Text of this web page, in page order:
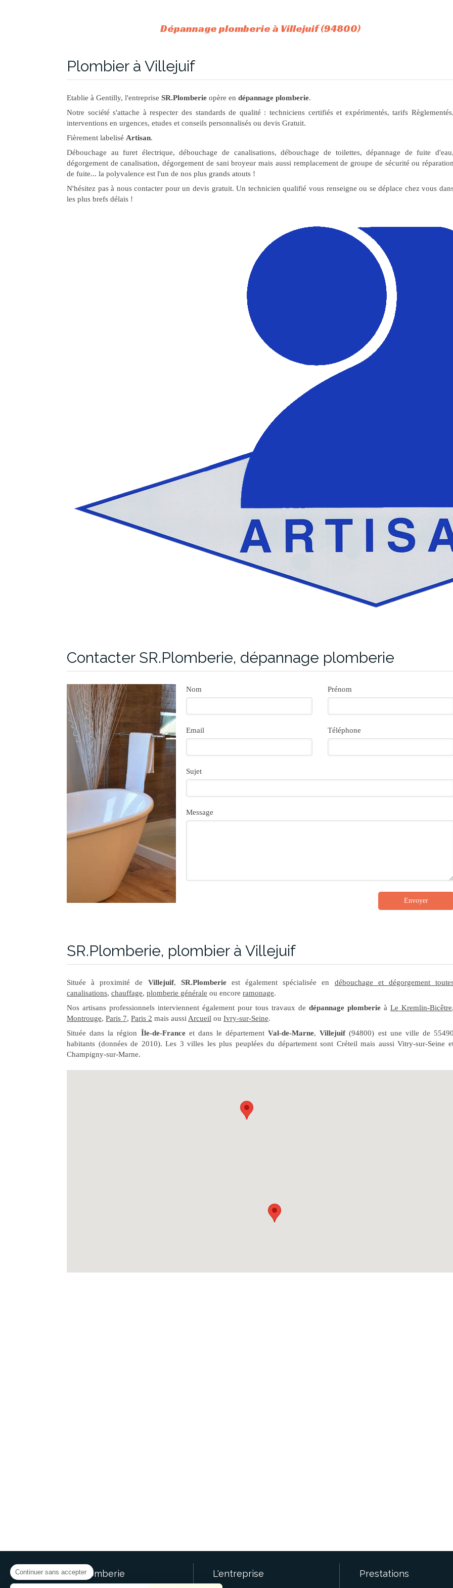
Dépannage plomberie à Villejuif (94800)
Plombier à Villejuif
Etablie à Gentilly, l'entreprise SR.Plomberie opère en dépannage plomberie.
Notre société s'attache à respecter des standards de qualité : techniciens certifiés et expérimentés, tarifs Règlementés,
interventions en urgences, etudes et conseils personnalisés ou devis Gratuit.
Fièrement labelisé Artisan.
Débouchage au furet électrique, débouchage de canalisations, débouchage de toilettes, dépannage de fuite d'eau,
dégorgement de canalisation, dégorgement de sani broyeur mais aussi remplacement de groupe de sécurité ou réparation
de fuite... la polyvalence est l'un de nos plus grands atouts !
N'hésitez pas à nous contacter pour un devis gratuit. Un technicien qualifié vous renseigne ou se déplace chez vous
les plus brefs délais !
Contacter SR.Plomberie, dépannage plomberie
Nom Prénom
Email Téléphone
Sujet
Message
Envoyer
SR.Plomberie, plombier à Villejuif
Située à proximité de Villejuif, SR.Plomberieest également spécialisée en débouchage et dégorgement
canalisations, chauffage, plomberie générale ou encore ramonage.
Nos artisans professionnels interviennent également pour tous travaux de dépannage plomberie à Le Kremlin-Bicêtre,
Montrouge, Paris 7, Paris 2 mais aussi Arcueil ou Ivry-sur-Seine.
Située dans la région Île-de-Franceet dans le départementVal-de-Marne,Villejuif (94800) est une ville de 55490
habitants (données de 2010). Les 3 villes les plus peuplées du département sont Créteil mais aussi Vitry-sur-Seine
Champigny-sur-Marne.
SR.Plomberie L'entreprise Prestations
Continuer sans accepter